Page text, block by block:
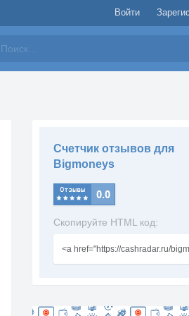
Войти
Счетчик отзывов для
Bigmoneys
Скопируйте HTML код: